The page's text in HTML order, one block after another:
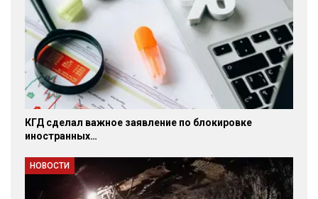
КГД сделал важное заявление по блокировке
иностранных…
НОВОСТИ